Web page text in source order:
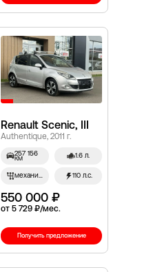
Renault Scenic, III
Authentique, 2011 г.
257 156
км 1.6 л.
механич. 110 л.с.
550 000 ₽
от 5 729 ₽/мес.
Получить предложение